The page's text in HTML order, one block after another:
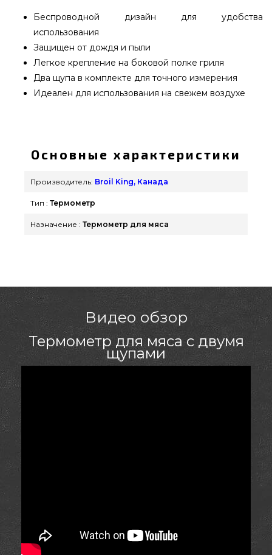
Беспроводной дизайн для удобства
использования
Защищен от дождя и пыли
Легкое крепление на боковой полке гриля
Два щупа в комплекте для точного измерения
Идеален для использования на свежем воздухе
Канада по доступной стоимости всего 3 490 грн.
в каталоге брендовых грилей Гриль Поинт.
Смотрите и заказывайте также Термометры и
Позвоните прямо сейчас нашим экспертам на
любой номер (098) 333-26-55 и мы предложим
Основные характеристики
Производитель: Broil King, Канада
Тип : Термометр
Назначение : Термометр для мяса
Видео обзор
Термометр для мяса с двумя
щупами